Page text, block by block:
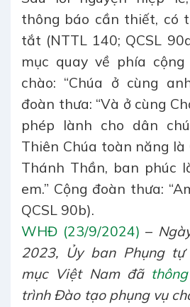
thông báo cần thiết, có
tắt (NTTL 140; QCSL
mục quay về phía
chào: “Chúa ở cùng
đoàn thưa: “Và ở cùng
phép lành cho dân
Thiên Chúa toàn năng là
Thánh Thần, ban phúc
em.” Cộng đoàn thưa:
QCSL 90b).
WHĐ (23/9/2024) –
2023, Ủy ban Phụng
mục Việt Nam đã
trình Đào tạo phụng vụ